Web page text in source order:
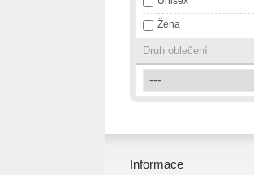
růžová
smetanová
tmavě modrá
černá s fialovou
Žena
Druh oblečení
Informace